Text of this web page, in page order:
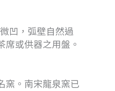
凹，弧壁自然過
席或供器之用盤。
窯。南宋龍泉窯已